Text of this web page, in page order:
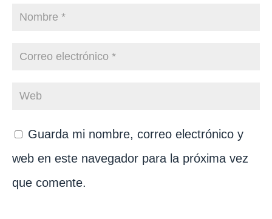
Guarda mi nombre, correo electrónico y
web en este navegador para la próxima vez
que comente.